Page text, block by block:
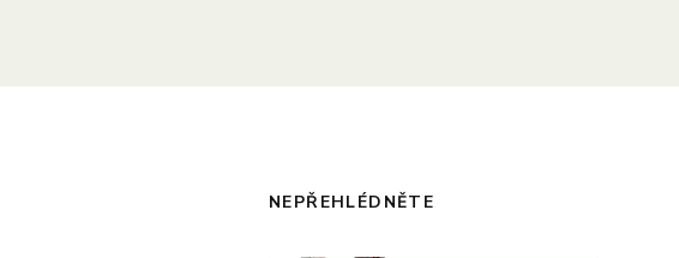
NEPŘEHLÉDNĚTE